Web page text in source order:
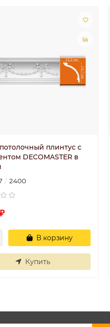
потолочный плинтус с
DECOMASTER в
2400
В корзину
Купить